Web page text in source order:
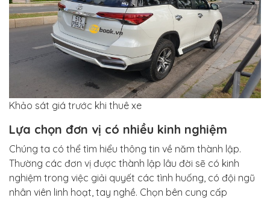
Khảo sát giá trước khi thuê xe
Lựa chọn đơn vị có nhiều kinh nghiệm
Chúng ta có thể tìm hiểu thông tin về năm thành lập.
Thường các đơn vị được thành lập lâu đời sẽ có kinh
nghiệm trong việc giải quyết các tình huống, có đội ngũ
nhân viên linh hoạt, tay nghề. Chọn bên cung cấp